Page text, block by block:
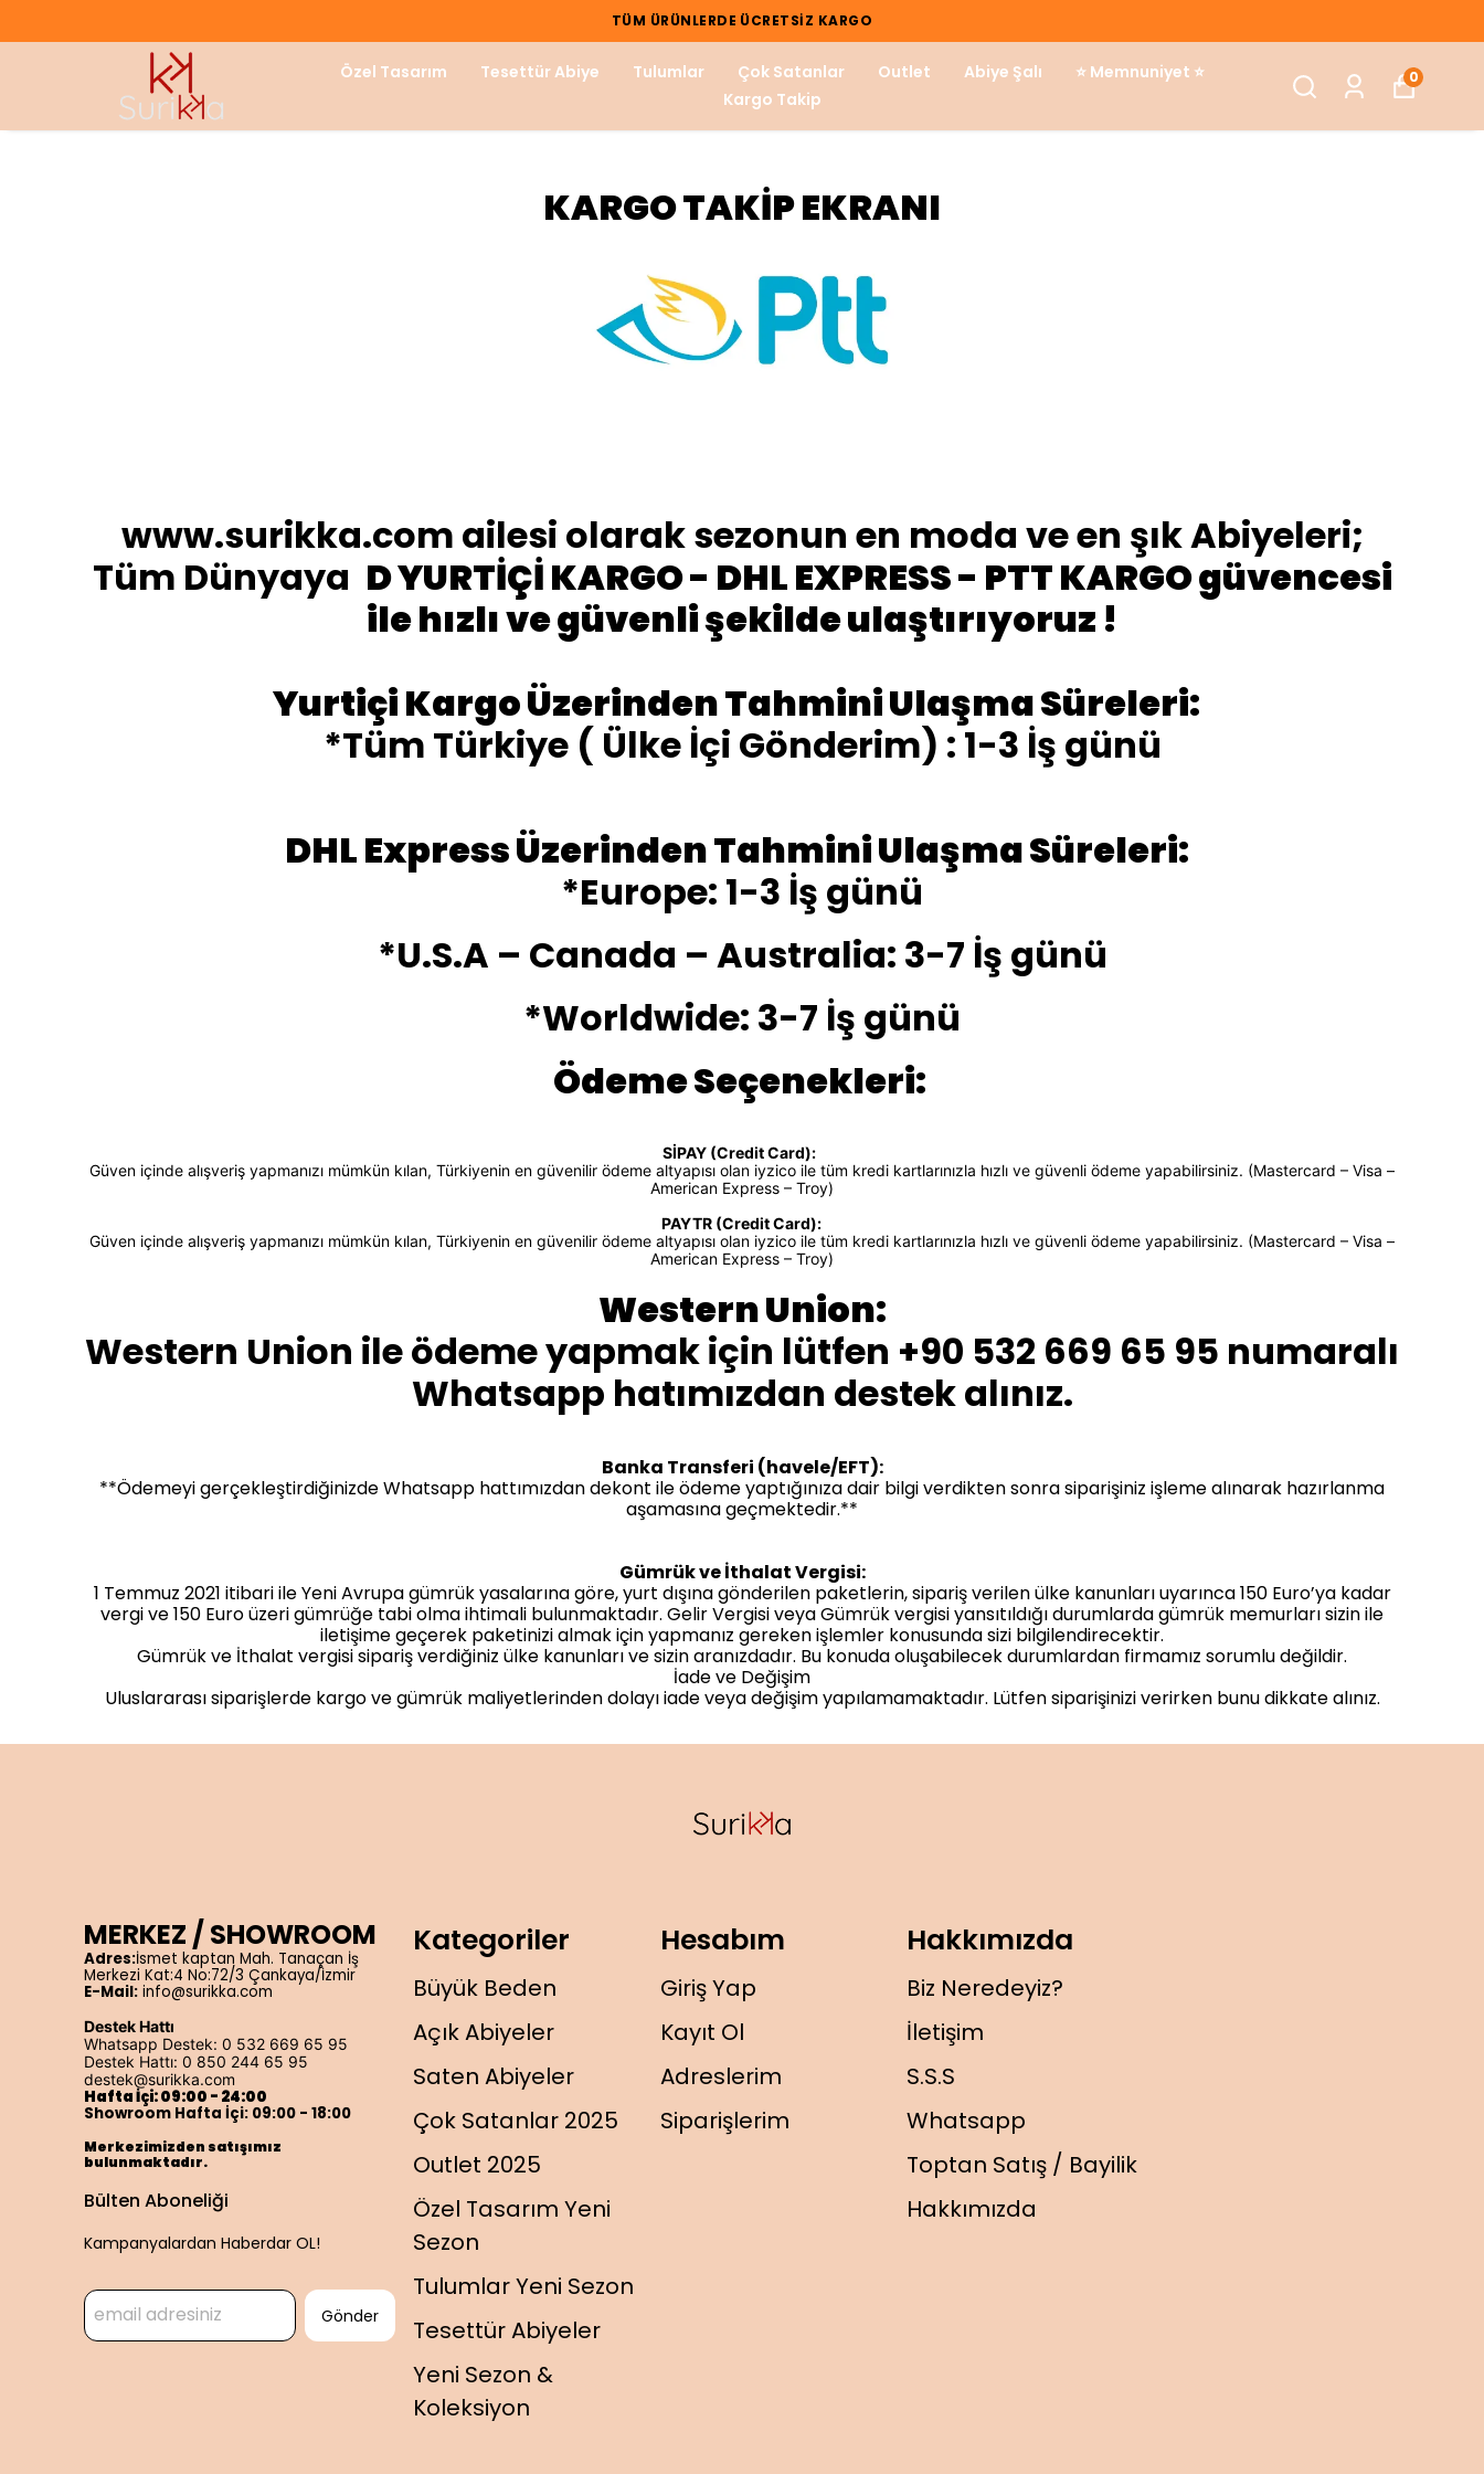
YENI KOLEKSIYON
Özel Tasarım Tesettür Abiye Tulumlar Çok Satanlar Outlet Abiye Şalı
⭐ Memnuniyet ⭐
Kargo Takip
0
KARGO TAKİP EKRANI
www.surikka.com ailesi olarak sezonun en moda ve en şık Abiyeleri;
Tüm Dünyaya D YURTİÇİ KARGO - DHL EXPRESS - PTT KARGO güvencesi
ile hızlı ve güvenli şekilde ulaştırıyoruz !
Yurtiçi Kargo Üzerinden Tahmini Ulaşma Süreleri:
*Tüm Türkiye ( Ülke İçi Gönderim) : 1-3 İş günü
DHL Express Üzerinden Tahmini Ulaşma Süreleri:
*Europe: 1-3 İş günü
*U.S.A – Canada – Australia: 3-7 İş günü
*Worldwide: 3-7 İş günü
Ödeme Seçenekleri:
SİPAY (Credit Card):
Güven içinde alışveriş yapmanızı mümkün kılan, Türkiyenin en güvenilir ödeme altyapısı olan iyzico ile tüm kredi kartlarınızla hızlı ve güvenli ödeme yapabilirsiniz. (Mastercard – Visa –
American Express – Troy)
PAYTR (Credit Card):
Güven içinde alışveriş yapmanızı mümkün kılan, Türkiyenin en güvenilir ödeme altyapısı olan iyzico ile tüm kredi kartlarınızla hızlı ve güvenli ödeme yapabilirsiniz. (Mastercard – Visa –
American Express – Troy)
Western Union:
Western Union ile ödeme yapmak için lütfen +90 532 669 65 95 numaralı
Whatsapp hatımızdan destek alınız.
Banka Transferi (havele/EFT):
**Ödemeyi gerçekleştirdiğinizde Whatsapp hattımızdan dekont ile ödeme yaptığınıza dair bilgi verdikten sonra siparişiniz işleme alınarak hazırlanma
aşamasına geçmektedir.**
Gümrük ve İthalat Vergisi:
1 Temmuz 2021 itibari ile Yeni Avrupa gümrük yasalarına göre, yurt dışına gönderilen paketlerin, sipariş verilen ülke kanunları uyarınca 150 Euro’ya kadar
vergi ve 150 Euro üzeri gümrüğe tabi olma ihtimali bulunmaktadır. Gelir Vergisi veya Gümrük vergisi yansıtıldığı durumlarda gümrük memurları sizin ile
iletişime geçerek paketinizi almak için yapmanız gereken işlemler konusunda sizi bilgilendirecektir.
Gümrük ve İthalat vergisi sipariş verdiğiniz ülke kanunları ve sizin aranızdadır. Bu konuda oluşabilecek durumlardan firmamız sorumlu değildir.
İade ve Değişim
Uluslararası siparişlerde kargo ve gümrük maliyetlerinden dolayı iade veya değişim yapılamamaktadır. Lütfen siparişinizi verirken bunu dikkate alınız.
Kategoriler
Büyük Beden
Açık Abiyeler
Saten Abiyeler
Çok Satanlar 2025
Outlet 2025
Özel Tasarım Yeni
Sezon
Tulumlar Yeni Sezon
Tesettür Abiyeler
Yeni Sezon &
Koleksiyon
Hesabım
Giriş Yap
Kayıt Ol
Adreslerim
Siparişlerim
Hakkımızda
Biz Neredeyiz?
İletişim
S.S.S
Whatsapp
Toptan Satış / Bayilik
Hakkımızda
MERKEZ / SHOWROOM
Adres:İsmet kaptan Mah. Tanaçan İş
Merkezi Kat:4 No:72/3 Çankaya/İzmir
E-Mail: info@surikka.com
Destek Hattı
Whatsapp Destek: 0 532 669 65 95
Destek Hattı: 0 850 244 65 95
destek@surikka.com
Hafta İçi: 09:00 - 24:00
Showroom Hafta İçi: 09:00 - 18:00
Merkezimizden satışımız
bulunmaktadır.
Bülten Aboneliği
Kampanyalardan Haberdar OL!
Gönder